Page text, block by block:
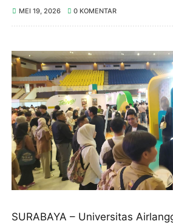
MEI 19, 2026 0 KOMENTAR
SURABAYA – Universitas